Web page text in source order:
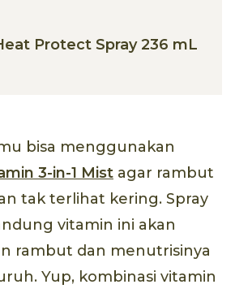
Protect Spray 236 mL
bisa menggunakan
3-in-1 Mist agar rambut
tak terlihat kering. Spray
vitamin ini akan
rambut dan menutrisinya
Yup, kombinasi vitamin